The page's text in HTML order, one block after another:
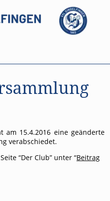
am 15.4.2016 eine geänderte
verabschiedet.
“Der Club” unter “Beitrag